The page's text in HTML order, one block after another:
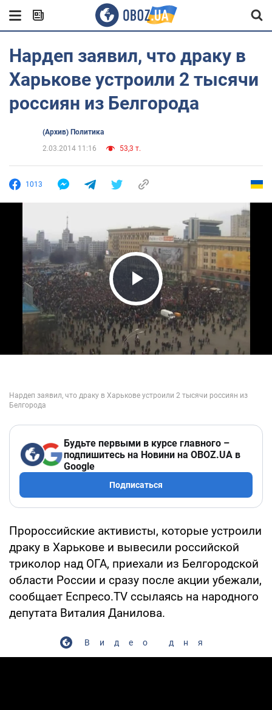
Нардеп заявил, что драку в
Харькове устроили 2 тысячи
россиян из Белгорода
(Архив) Политика
2.03.2014 11:16
53,3 т.
1013
Play Video
Будьте первыми в курсе главного –
подпишитесь на Новини на OBOZ.UA в
Google
Подписаться
Пророссийские активисты, которые устроили
драку в Харькове и вывесили российской
триколор над ОГА, приехали из Белгородской
области России и сразу после акции убежали,
сообщает Еспресо.TV ссылаясь на народного
депутата Виталия Данилова.
Видео дня